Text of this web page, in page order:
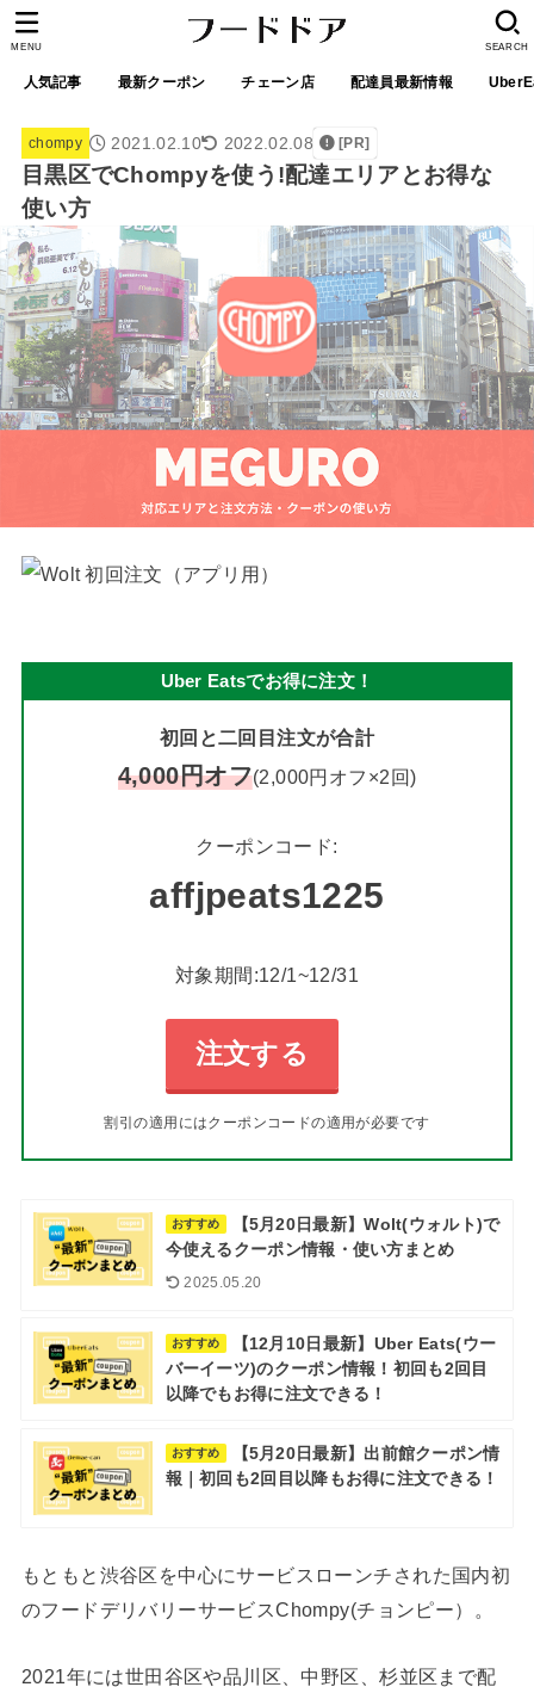
人気記事 最新クーポン チェーン店 配達員最新情報
SEARCH
MENU
chompy 2021.02.10 2022.02.08 [PR]
目黒区でChompyを使う!配達エリアとお得な
使い方
Uber Eatsでお得に注文！
初回と二回目注文が合計
4,000円オフ(2,000円オフ×2回)
クーポンコード:
affjpeats1225
対象期間:12/1~12/31
注文する
割引の適用にはクーポンコードの適用が必要です
おすすめ
【5月20日最新】Wolt(ウォルト)で
今使えるクーポン情報・使い方まとめ
2025.05.20
おすすめ
【12月10日最新】Uber Eats(ウー
バーイーツ)のクーポン情報！初回も2回目
以降でもお得に注文できる！
おすすめ
【5月20日最新】出前館クーポン情
報｜初回も2回目以降もお得に注文できる！
もともと渋谷区を中心にサービスローンチされた国内初
のフードデリバリーサービスChompy(チョンピー）。
2021年には世田谷区や品川区、中野区、杉並区まで配